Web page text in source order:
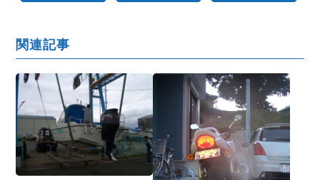
関連記事